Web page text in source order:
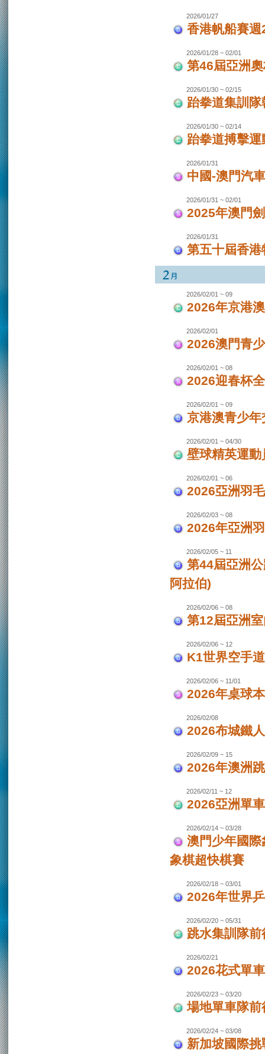
2026/01/27
香港帆船賽
2026/01/28 ~ 02/01
第46屆亞洲
2026/01/30 ~ 02/15
跆拳道集訓
2026/01/30 ~ 02/14
跆拳道搏擊
2026/01/31
中國-澳門汽
2026/01/31 ~ 02/01
2025年澳門
2026/01/31
第五十屆香
2026/02/01 ~ 09
2026年京港
2026/02/01
2026澳門青
2026/02/01 ~ 08
2026迎春杯
2026/02/01 ~ 09
京港澳青少
2026/02/01 ~ 04/30
壁球精英運
2026/02/01 ~ 06
2026亞洲羽
2026/02/03 ~ 08
2026年亞洲
2026/02/05 ~ 11
第44屆亞洲
阿拉伯)
2026/02/06 ~ 08
第12屆亞洲
2026/02/06 ~ 12
K1世界空手
2026/02/06 ~ 11/01
2026年桌球
2026/02/08
2026布城鐵
2026/02/09 ~ 15
2026年澳洲
2026/02/11 ~ 12
2026亞洲單
2026/02/14 ~ 03/28
澳門少年國
象棋超快棋賽
2026/02/18 ~ 03/01
2026年世界
2026/02/20 ~ 05/31
跳水集訓隊
2026/02/21
2026花式單
2026/02/23 ~ 03/20
場地單車隊
2026/02/24 ~ 03/08
新加坡國際